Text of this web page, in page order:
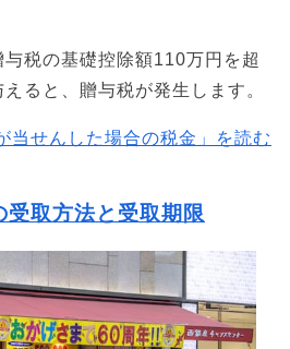
税の基礎控除額110万円を超
ると、贈与税が発生します。
当せんした場合の税金」を読む
受取方法と受取期限